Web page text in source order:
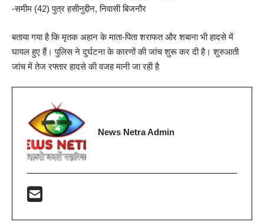
-समीम (42) पुत्र हसीनुद्दीन, निवासी बिजनौर
बताया गया है कि मृतक अहान के माता-पिता शराफत और शबाना भी हादसे में
घायल हुए हैं। पुलिस ने दुर्घटना के कारणों की जांच शुरू कर दी है। शुरुआती
जांच में तेज रफ्तार हादसे की वजह मानी जा रही है
News Netra Admin